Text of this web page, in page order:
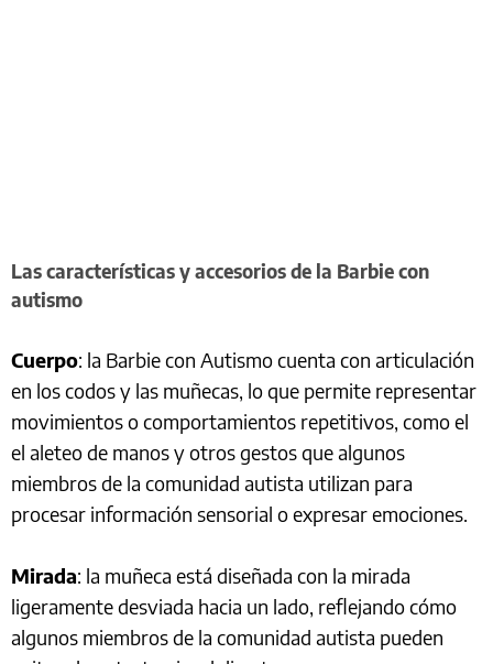
Las características y accesorios de la Barbie con
autismo
Cuerpo: la Barbie con Autismo cuenta con articulación
en los codos y las muñecas, lo que permite representar
movimientos o comportamientos repetitivos, como el
el aleteo de manos y otros gestos que algunos
miembros de la comunidad autista utilizan para
procesar información sensorial o expresar emociones.
Mirada: la muñeca está diseñada con la mirada
ligeramente desviada hacia un lado, reflejando cómo
algunos miembros de la comunidad autista pueden